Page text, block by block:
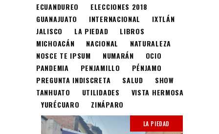
ECUANDUREO
ELECCIONES 2018
GUANAJUATO
INTERNACIONAL
IXTLÁN
JALISCO
LA PIEDAD
LIBROS
MICHOACÁN
NACIONAL
NATURALEZA
NOSCE TE IPSUM
NUMARÁN
OCIO
PANDEMIA
PENJAMILLO
PÉNJAMO
PREGUNTA INDISCRETA
SALUD
SHOW
TANHUATO
UTILIDADES
VISTA HERMOSA
YURÉCUARO
ZINÁPARO
LA PIEDAD